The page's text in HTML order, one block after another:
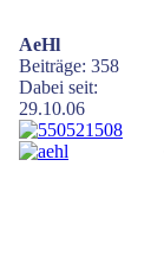
AeHl
Beiträge: 358
Dabei seit:
29.10.06